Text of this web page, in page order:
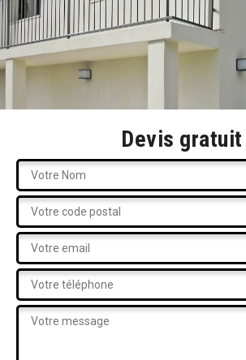
Devis gratuit